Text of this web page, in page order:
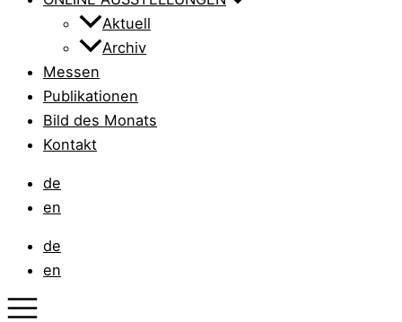
Aktuell
Archiv
Messen
Publikationen
Bild des Monats
Kontakt
de
en
de
en